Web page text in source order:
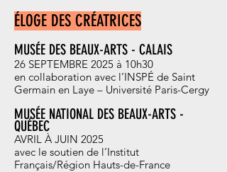
ÉLOGE DES CRÉATRICES
MUSÉE DES BEAUX-ARTS - CALAIS
26 SEPTEMBRE 2025 à 10h30
en collaboration avec l’INSPÉ de Saint
Germain en Laye – Université Paris-Cergy
MUSÉE NATIONAL DES BEAUX-ARTS -
QUÉBEC
AVRIL À JUIN 2025
avec le soutien de l’Institut
Français/Région Hauts-de-France